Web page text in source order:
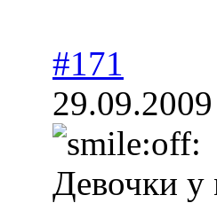
#171
Девочки у